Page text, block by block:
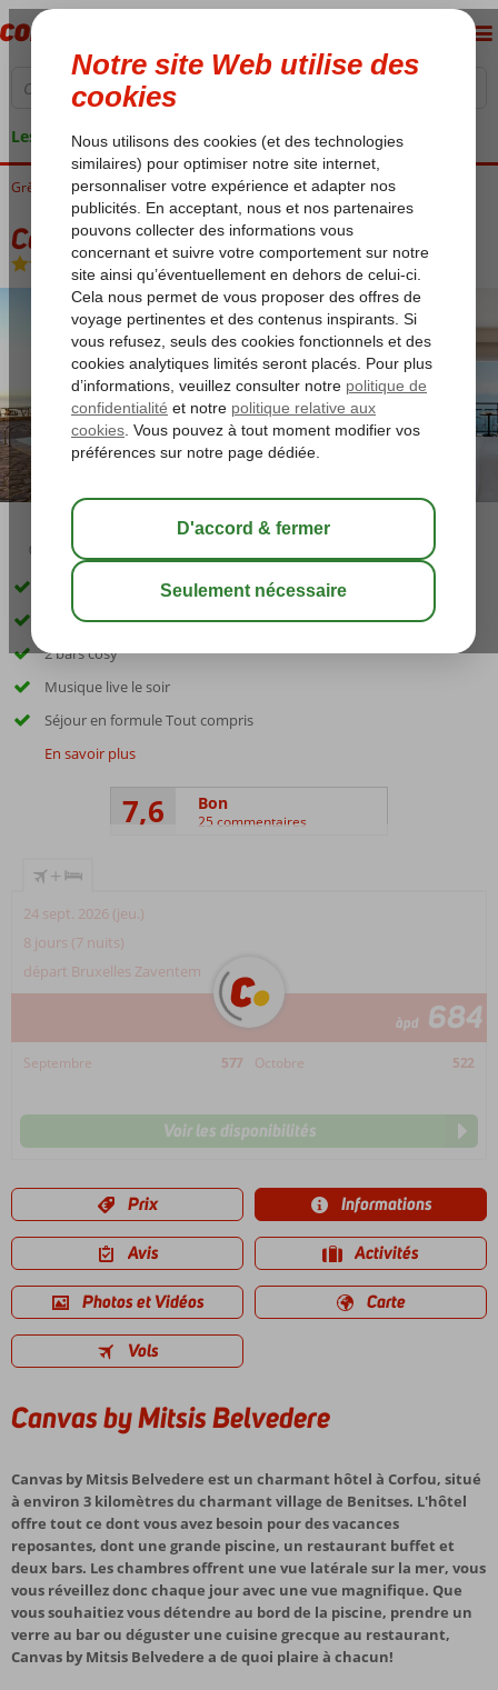
Les garanties de vacances
Grèce Corfu Benitses Canvas by Mitsis Belvedere
Canvas by Mitsis Belvedere
All Inclusive-Hôtel
02:50 sauver
Situé près de Benitses
Profitez de la vue sur mer
2 bars cosy
Musique live le soir
Séjour en formule Tout compris
En savoir plus
7,6 Bon
25 commentaires
+
24 sept. 2026 (jeu.)
8 jours (7 nuits)
départ Bruxelles Zaventem
àpd 684
Septembre 577 Octobre 522
Voir les disponibilités
Prix Informations
Avis Activités
Photos et Vidéos Carte
Vols
Canvas by Mitsis Belvedere
Canvas by Mitsis Belvedere est un charmant hôtel à Corfou, situé
à environ 3 kilomètres du charmant village de Benitses. L'hôtel
offre tout ce dont vous avez besoin pour des vacances
reposantes, dont une grande piscine, un restaurant buffet et
deux bars. Les chambres offrent une vue latérale sur la mer, vous
vous réveillez donc chaque jour avec une vue magnifique. Que
vous souhaitiez vous détendre au bord de la piscine, prendre un
verre au bar ou déguster une cuisine grecque au restaurant,
Canvas by Mitsis Belvedere a de quoi plaire à chacun!